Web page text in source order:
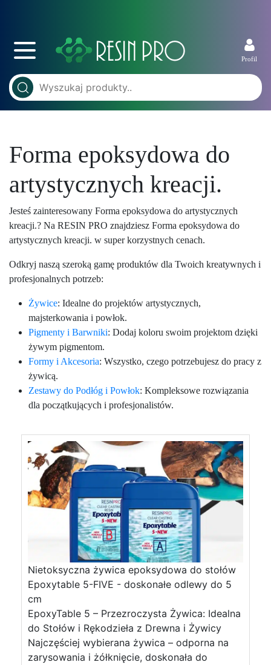
Profil
Forma epoksydowa do
artystycznych kreacji.
Jesteś zainteresowany Forma epoksydowa do artystycznych
kreacji.? Na RESIN PRO znajdziesz Forma epoksydowa do
artystycznych kreacji. w super korzystnych cenach.
Odkryj naszą szeroką gamę produktów dla Twoich kreatywnych i
profesjonalnych potrzeb:
Żywice: Idealne do projektów artystycznych,
majsterkowania i powłok.
Pigmenty i Barwniki: Dodaj koloru swoim projektom dzięki
żywym pigmentom.
Formy i Akcesoria: Wszystko, czego potrzebujesz do pracy z
żywicą.
Zestawy do Podłóg i Powłok: Kompleksowe rozwiązania
dla początkujących i profesjonalistów.
Nietoksyczna żywica epoksydowa do stołów
Epoxytable 5-FIVE - doskonałe odlewy do 5
cm
EpoxyTable 5 – Przezroczysta Żywica: Idealna
do Stołów i Rękodzieła z Drewna i Żywicy
Najczęściej wybierana żywica – odporna na
zarysowania i żółknięcie, doskonała do